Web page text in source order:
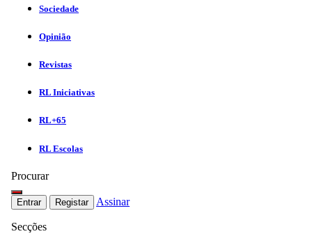
Sociedade
Opinião
Revistas
RL Iniciativas
RL+65
RL Escolas
Procurar
Entrar Registar Assinar
Secções